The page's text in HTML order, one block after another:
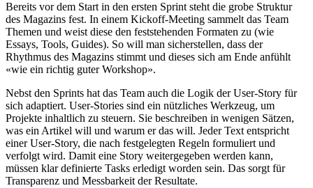
Bereits vor dem Start in den ersten Sprint steht die grobe Struktur
des Magazins fest. In einem Kickoff-Meeting sammelt das Team
Themen und weist diese den feststehenden Formaten zu (wie
Essays, Tools, Guides). So will man sicherstellen, dass der
Rhythmus des Magazins stimmt und dieses sich am Ende anfühlt
«wie ein richtig guter Workshop».
Nebst den Sprints hat das Team auch die Logik der User-Story für
sich adaptiert. User-Stories sind ein nützliches Werkzeug, um
Projekte inhaltlich zu steuern. Sie beschreiben in wenigen Sätzen,
was ein Artikel will und warum er das will. Jeder Text entspricht
einer User-Story, die nach festgelegten Regeln formuliert und
verfolgt wird. Damit eine Story weitergegeben werden kann,
müssen klar definierte Tasks erledigt worden sein. Das sorgt für
Transparenz und Messbarkeit der Resultate.